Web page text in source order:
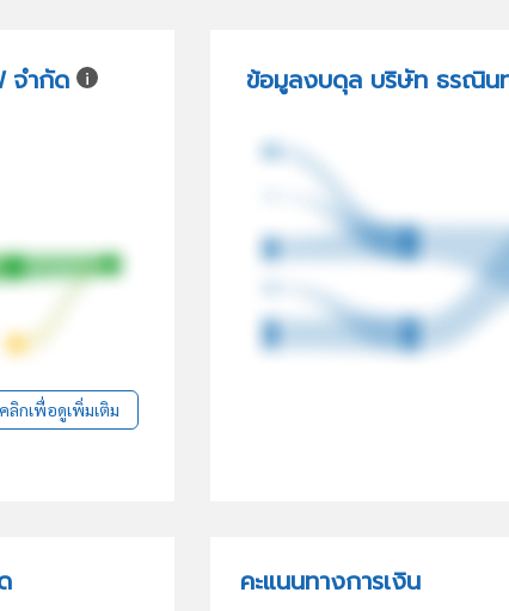
จำกัด
คลิกเพื่อดูเพิ่มเติม
ข้อมูลงบดุล บริษัท ธรณิน
คะแนนทางการเงิน